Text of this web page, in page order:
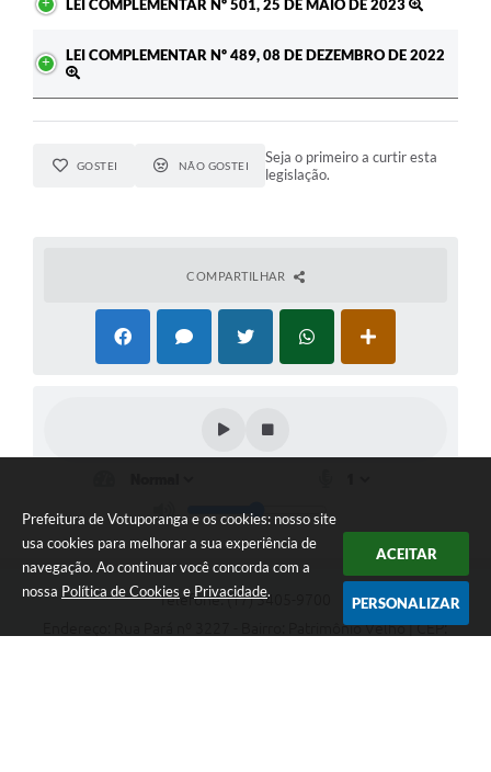
Prefeitura de Votuporanga e os cookies: nosso site
usa cookies para melhorar a sua experiência de
navegação. Ao continuar você concorda com a
nossa Política de Cookies e Privacidade.
ACEITAR
PERSONALIZAR
LEI COMPLEMENTAR Nº 501, 25 DE MAIO DE 2023
LEI COMPLEMENTAR Nº 489, 08 DE DEZEMBRO DE 2022
GOSTEI NÃO GOSTEI
Seja o primeiro a curtir esta
legislação.
COMPARTILHAR
Telefone: (17) 3405-9700
Endereço: Rua Pará nº 3227 - Bairro: Patrimônio Velho | CEP: